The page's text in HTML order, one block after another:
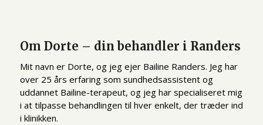
Om Dorte – din behandler i Randers
Mit navn er Dorte, og jeg ejer Bailine Randers. Jeg har
over 25 års erfaring som sundhedsassistent og
uddannet Bailine-terapeut, og jeg har specialiseret mig
i at tilpasse behandlingen til hver enkelt, der træder ind
i klinikken.